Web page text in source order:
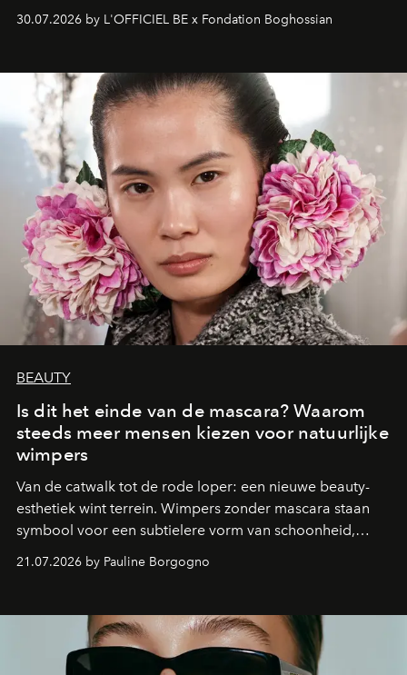
fonkelend Murano-glas creëert de Franse kunstenaar
een emotionele reis waarin elk werk de herinnering
moment van verwondering.
30.07.2026 by L'OFFICIEL BE x Fondation Boghossian
BEAUTY
Is dit het einde van de mascara? Waarom
steeds meer mensen kiezen voor natuurlijke
wimpers
Van de catwalk tot de rode loper: een nieuwe beauty-
esthetiek wint terrein. Wimpers zonder mascara staan
symbool voor een subtielere vorm van schoonheid,
waarin zelfvertrouwen belangrijker is dan een overvloed
aan make-up.
21.07.2026 by Pauline Borgogno